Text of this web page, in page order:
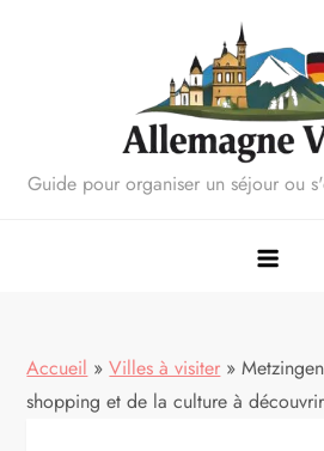
Guide pour organiser un séjour ou
Accueil »Villes à visiter »
shopping et de la culture à découvrir